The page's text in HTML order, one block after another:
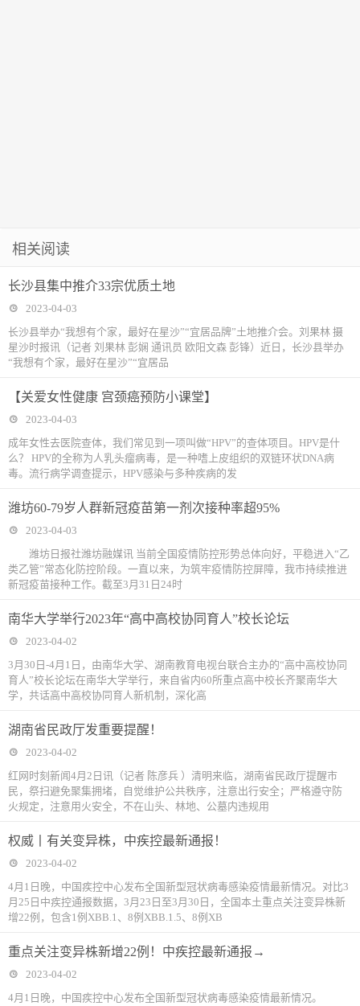
相关阅读
长沙县集中推介33宗优质土地
2023-04-03
长沙县举办“我想有个家，最好在星沙”“宜居品牌”土地推介会。刘果林 摄
星沙时报讯（记者 刘果林 彭娴 通讯员 欧阳文森 彭锋）近日，长沙县举办
“我想有个家，最好在星沙”“宜居品
【关爱女性健康 宫颈癌预防小课堂】
2023-04-03
成年女性去医院查体，我们常见到一项叫做“HPV”的查体项目。HPV是什
么？ HPV的全称为人乳头瘤病毒，是一种嗜上皮组织的双链环状DNA病
毒。流行病学调查提示，HPV感染与多种疾病的发
潍坊60-79岁人群新冠疫苗第一剂次接种率超95%
2023-04-03
潍坊日报社潍坊融媒讯 当前全国疫情防控形势总体向好，平稳进入“乙
类乙管”常态化防控阶段。一直以来，为筑牢疫情防控屏障，我市持续推进
新冠疫苗接种工作。截至3月31日24时
南华大学举行2023年“高中高校协同育人”校长论坛
2023-04-02
3月30日-4月1日，由南华大学、湖南教育电视台联合主办的“高中高校协同
育人”校长论坛在南华大学举行，来自省内60所重点高中校长齐聚南华大
学，共话高中高校协同育人新机制，深化高
湖南省民政厅发重要提醒！
2023-04-02
红网时刻新闻4月2日讯（记者 陈彦兵 ）清明来临，湖南省民政厅提醒市
民，祭扫避免聚集拥堵，自觉维护公共秩序，注意出行安全；严格遵守防
火规定，注意用火安全，不在山头、林地、公墓内违规用
权威丨有关变异株，中疾控最新通报！
2023-04-02
4月1日晚，中国疾控中心发布全国新型冠状病毒感染疫情最新情况。对比3
月25日中疾控通报数据，3月23日至3月30日，全国本土重点关注变异株新
增22例，包含1例XBB.1、8例XBB.1.5、8例XB
重点关注变异株新增22例！中疾控最新通报→
2023-04-02
4月1日晚，中国疾控中心发布全国新型冠状病毒感染疫情最新情况。